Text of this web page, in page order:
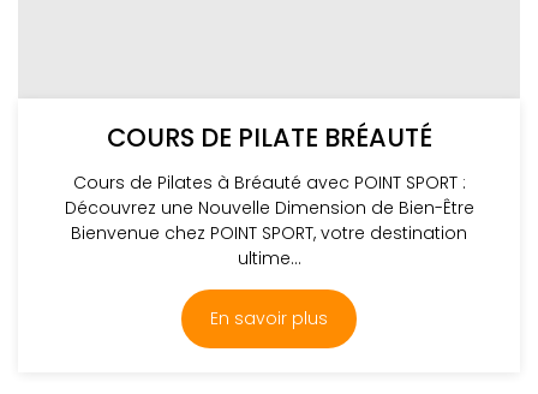
COURS DE PILATE BRÉAUTÉ
Cours de Pilates à Bréauté avec POINT SPORT :
Découvrez une Nouvelle Dimension de Bien-Être
Bienvenue chez POINT SPORT, votre destination
ultime...
En savoir plus